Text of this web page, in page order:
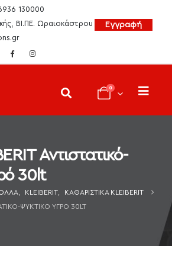
130000
ΒΙ.ΠΕ. Ωραιοκάστρου
Εγγραφή
0
Αντιστατικό-
30lt
, KLEIBERIT,
ΚΑΘΑΡΙΣΤΙΚΆ KLEIBERIT
ΨΥΚΤΙΚΌ ΥΓΡΌ 30LT